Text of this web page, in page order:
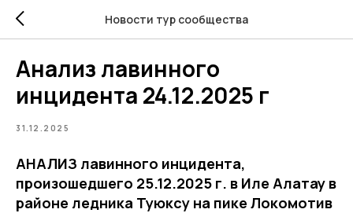
Новости тур сообщества
Анализ лавинного
инцидента 24.12.2025 г
31.12.2025
АНАЛИЗ лавинного инцидента,
произошедшего 25.12.2025 г. в Иле Алатау в
районе ледника Туюксу на пике Локомотив